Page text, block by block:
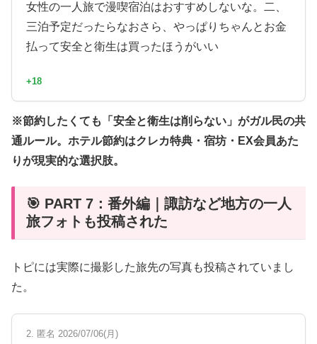
女性の一人旅で漫喫宿泊はおすすめしないな。二、
三泊予定だったらなおさら、やっぱりちゃんとお金
払って安全と衛生は買ったほうがいい
+18
※節約したくても「安全と衛生は削らない」がガル民の共
通ルール。ホテル節約はクレカ特典・宿坊・EX会員あた
りが現実的な選択肢。
🎯 PART 7：番外編｜諏訪など地方の一人
旅フォトも投稿された
トピには実際に撮影した旅先の写真も投稿されていまし
た。
2. 匿名 2026/07/06(月)